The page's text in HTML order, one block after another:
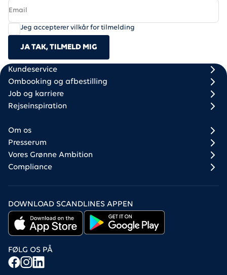
Jeg accepterer vilkår for tilmelding
JA TAK, TILMELD MIG
Scandlines
Footer column 1
Kundeservice
Ombooking og afbestilling
Job og karriere
Rejseinspiration
Footer column 2
Om os
Presserum
Vores Grønne Ambition
Compliance
DOWNLOAD SCANDLINES APPEN
FØLG OS PÅ